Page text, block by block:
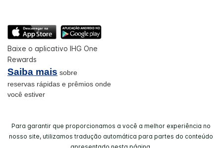
Baixe o aplicativo IHG One
Rewards
Saiba mais sobre
reservas rápidas e prêmios onde
você estiver
Para garantir que proporcionamos a você a melhor experiência no
nosso site, utilizamos tradução automática para partes do conteúdo